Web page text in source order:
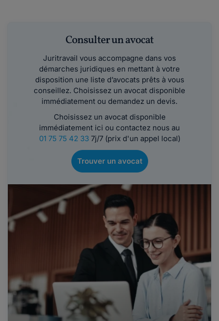
Consulter un avocat
Juritravail vous accompagne dans vos
démarches juridiques en mettant à votre
disposition une liste d’avocats prêts à vous
conseillez. Choisissez un avocat disponible
immédiatement ou demandez un devis.
Choisissez un avocat disponible
immédiatement ici ou contactez nous au
01 75 75 42 337j/7 (prix d'un appel local)
Trouver un avocat